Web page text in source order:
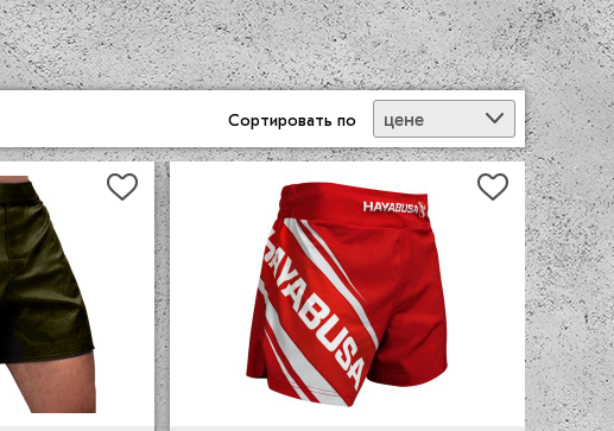
Сортировать по цене